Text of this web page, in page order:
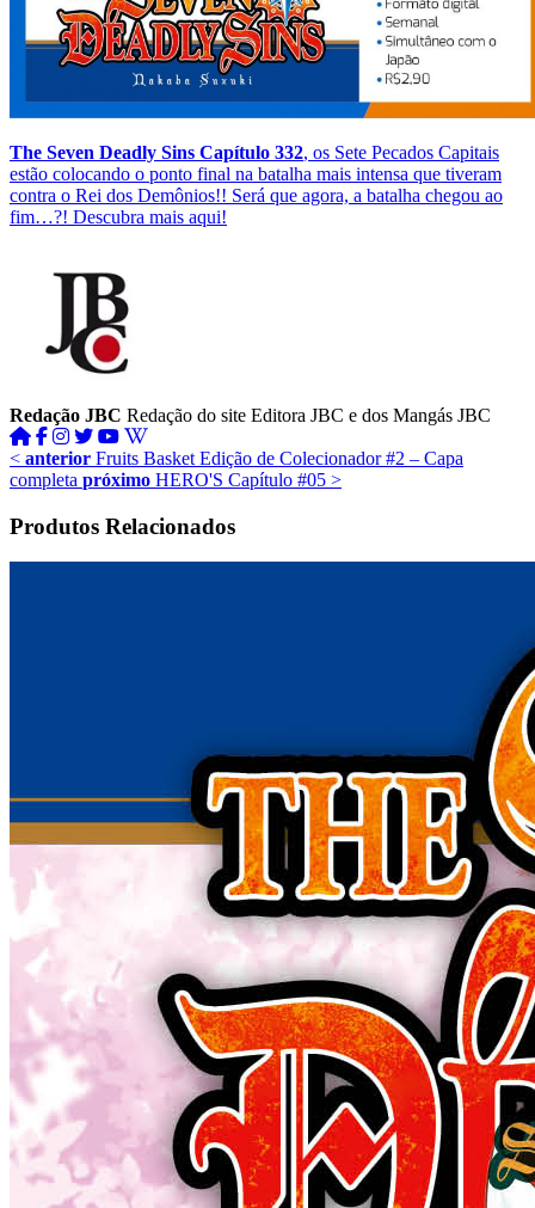
The Seven Deadly Sins Capítulo 332, os Sete Pecados Capitais
estão colocando o ponto final na batalha mais intensa que tiveram
contra o Rei dos Demônios!! Será que agora, a batalha chegou ao
fim…?! Descubra mais aqui!
Redação JBC Redação do site Editora JBC e dos Mangás JBC
< anterior Fruits Basket Edição de Colecionador #2 – Capa
completa próximo HERO'S Capítulo #05 >
Produtos Relacionados